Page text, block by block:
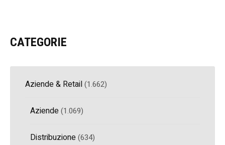
CATEGORIE
Aziende & Retail(1.662)
Aziende(1.069)
Distribuzione(634)